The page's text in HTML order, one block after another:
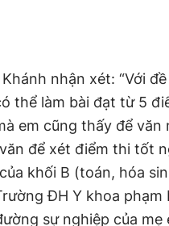
Khánh nhận xét: “Với
thể làm bài đạt từ 5
em cũng thấy để
để xét điểm thi tốt
khối B (toán, hóa
ĐH Y khoa
sự nghiệp của mẹ